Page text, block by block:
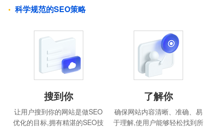
科学规范的SEO策略
搜到你
让用户搜到你的网站是做SEO
优化的目标,拥有精湛的SEO技
了解你
确保网站内容清晰、准确、易
于理解,使用户能够轻松找到所